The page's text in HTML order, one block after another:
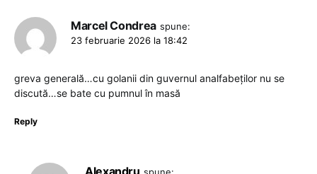
Marcel Condrea spune:
23 februarie 2026 la 18:42
greva generală…cu golanii din guvernul analfabeților nu se
discută…se bate cu pumnul în masă
Reply
Alexandru